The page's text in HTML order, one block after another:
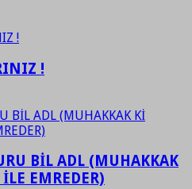
!
BİL ADL (MUHAKKAK
EMREDER)